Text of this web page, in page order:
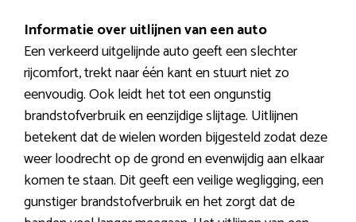
Informatie over uitlijnen van een auto
Een verkeerd uitgelijnde auto geeft een slechter
rijcomfort, trekt naar één kant en stuurt niet zo
eenvoudig. Ook leidt het tot een ongunstig
brandstofverbruik en eenzijdige slijtage. Uitlijnen
betekent dat de wielen worden bijgesteld zodat deze
weer loodrecht op de grond en evenwijdig aan elkaar
komen te staan. Dit geeft een veilige wegligging, een
gunstiger brandstofverbruik en het zorgt dat de